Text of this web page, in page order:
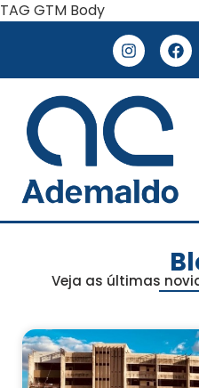
TAG GTM Body
Veja as últimas